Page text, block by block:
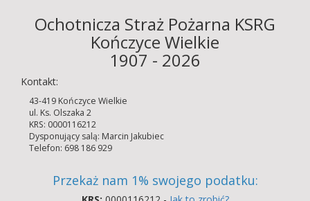
Ochotnicza Straż Pożarna KSRG
Kończyce Wielkie
1907 - 2026
Kontakt:
43-419 Kończyce Wielkie
ul. Ks. Olszaka 2
KRS: 0000116212
Dysponujący salą: Marcin Jakubiec
Telefon: 698 186 929
Przekaż nam 1% swojego podatku: